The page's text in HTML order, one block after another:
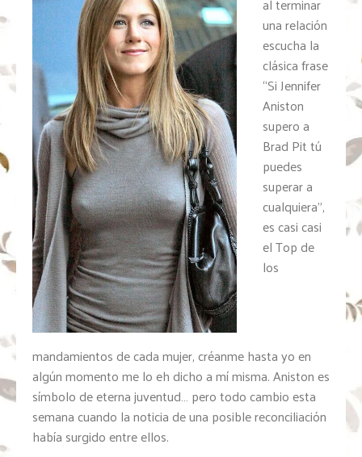
al terminar
una relación
escucha la
clásica frase
“Si Jennifer
Aniston
supero a
Brad Pit tú
puedes
superar a
cualquiera”,
es casi casi
el Top de
los
mandamientos de cada mujer, créanme hasta yo en
algún momento me lo eh dicho a mí misma. Aniston es
símbolo de eterna juventud… pero todo cambio esta
semana cuando la noticia de una posible reconciliación
había surgido entre ellos.